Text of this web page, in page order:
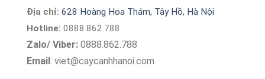
Địa chỉ: 628 Hoàng Hoa Thám, Tây Hồ, Hà Nội
Hotline: 0888.862.788
Zalo/ Viber:0888.862.788
Email: viet@caycanhhanoi.com